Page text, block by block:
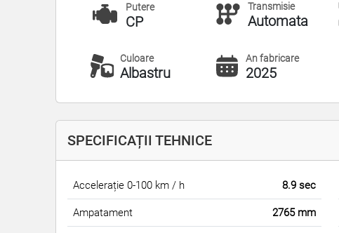
Putere
CP
Transmisie
Automata
Culoare
Albastru
An fabricare
2025
SPECIFICAȚII TEHNICE
Accelerație 0-100 km / h 8.9 sec
Ampatament 2765 mm